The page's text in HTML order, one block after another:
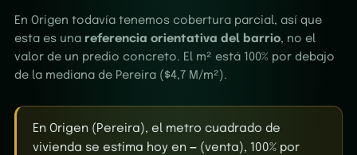
En Origen todavía tenemos cobertura parcial, así que
esta es una referencia orientativa del barrio, no el
valor de un predio concreto. El m² está 100% por debajo
de la mediana de Pereira ($4,7 M/m²).
En Origen (Pereira), el metro cuadrado de
vivienda se estima hoy en — (venta), 100% por